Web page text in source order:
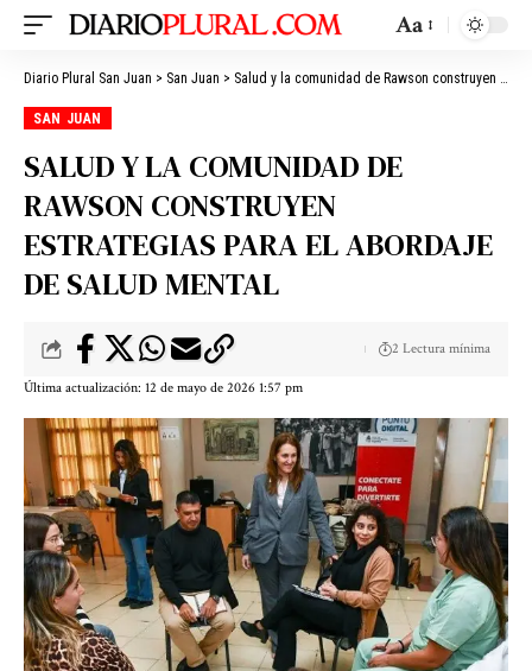
Aa
Diario Plural San Juan > San Juan > Salud y la comunidad de Rawson construyen estrategias para el abordaje de salud mental
SAN JUAN
SALUD Y LA COMUNIDAD DE
RAWSON CONSTRUYEN
ESTRATEGIAS PARA EL ABORDAJE
DE SALUD MENTAL
Última actualización: 12 de mayo de 2026 1:57 pm
2 Lectura mínima